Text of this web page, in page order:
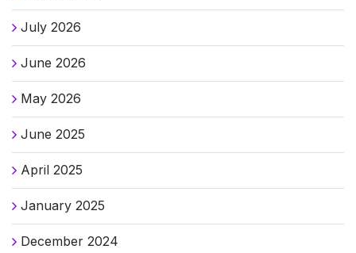
July 2026
June 2026
May 2026
June 2025
April 2025
January 2025
December 2024